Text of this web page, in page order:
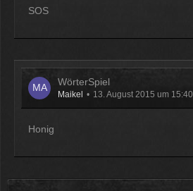
SOS
WörterSpiel
Maikel 13. August 2015 um 15:40
Honig